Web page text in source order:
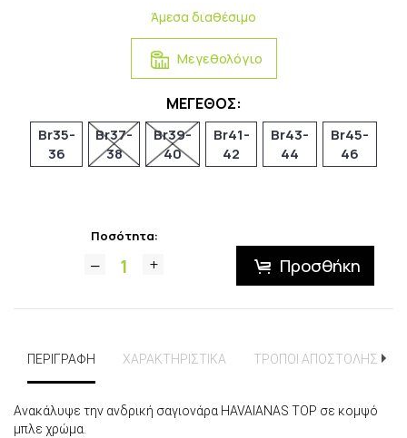
Άμεσα διαθέσιμο
Μεγεθολόγιο
ΜΕΓΕΘΟΣ:
Br35-
36
Br37-
38
Br39-
40
Br41-
42
Br43-
44
Br45-
46
Ποσότητα:
Προσθήκη
ΠΕΡΙΓΡΑΦΗ ΧΑΡΑΚΤΗΡΙΣΤΙΚΑ ΤΡΟΠΟΙ ΑΠΟΣΤΟΛΗΣ
Ανακάλυψε την ανδρική σαγιονάρα HAVAIANAS TOP σε κομψό
μπλε χρώμα.